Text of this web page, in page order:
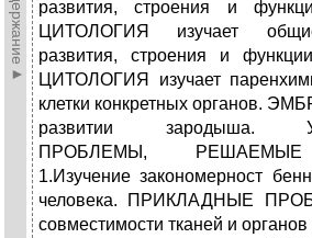
развития, строения и
ЦИТОЛОГИЯ изучает
развития, строения и
ЦИТОЛОГИЯ изучает
клетки конкретных органов.
развитии зародыша.
ПРОБЛЕМЫ, РЕШАЕМЫЕ
1.Изучение закономерност
человека. ПРИКЛАДНЫЕ
совместимости тканей и